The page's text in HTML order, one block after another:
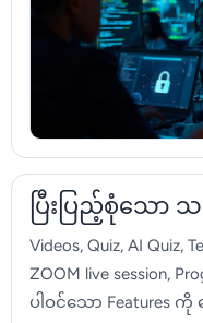
ပြီးပြည့်စုံသော
Videos, Quiz, AI Quiz,
ZOOM live session,
ပါဝင်သော Features